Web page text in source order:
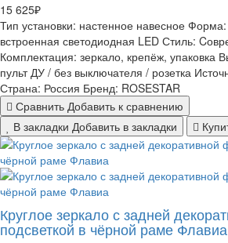
15 625₽
Тип установки: настенное навесное Форма:
встроенная светодиодная LED Стиль:
Комплектация: зеркало, крепёж, упаковка
пульт ДУ / без выключателя / розетка
Страна: Россия Бренд: ROSESTAR
Сравнить Добавить к сравнению
В закладки Добавить в закладки
Круглое зеркало с задней
подсветкой в чёрной раме Флавиа